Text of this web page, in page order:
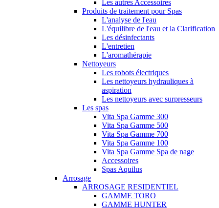
Les autres Accessoires
Produits de traitement pour Spas
L'analyse de l'eau
L'équilibre de l'eau et la Clarification
Les désinfectants
L'entretien
L'aromathérapie
Nettoyeurs
Les robots électriques
Les nettoyeurs hydrauliques à
aspiration
Les nettoyeurs avec surpresseurs
Les spas
Vita Spa Gamme 300
Vita Spa Gamme 500
Vita Spa Gamme 700
Vita Spa Gamme 100
Vita Spa Gamme Spa de nage
Accessoires
Spas Aquilus
Arrosage
ARROSAGE RESIDENTIEL
GAMME TORO
GAMME HUNTER